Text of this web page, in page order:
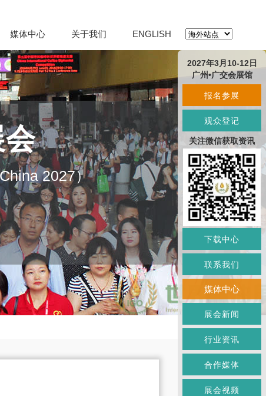
媒体中心 关于我们 ENGLISH
2027）
2027年3月10-12日
广州•广交会展馆
报名参展
观众登记
关注微信获取资讯
下载中心
联系我们
媒体中心
展会新闻
行业资讯
合作媒体
展会视频